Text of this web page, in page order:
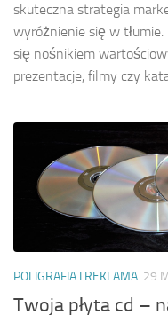
skuteczna strategia
wyróżnienie się w
się nośnikiem
prezentacje, filmy czy
POLIGRAFIA I REKLAMA 29
Twoja płyta cd –